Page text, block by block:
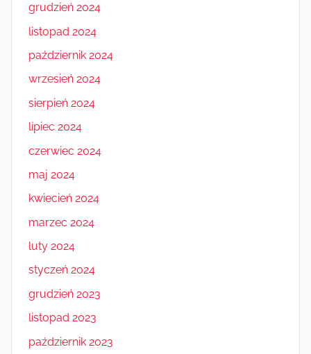
grudzień 2024
listopad 2024
październik 2024
wrzesień 2024
sierpień 2024
lipiec 2024
czerwiec 2024
maj 2024
kwiecień 2024
marzec 2024
luty 2024
styczeń 2024
grudzień 2023
listopad 2023
październik 2023